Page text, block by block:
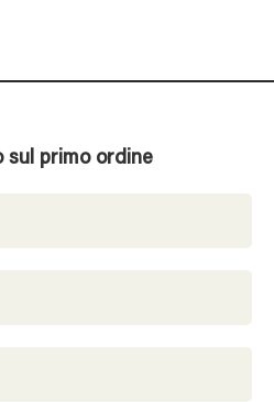
sul primo ordine